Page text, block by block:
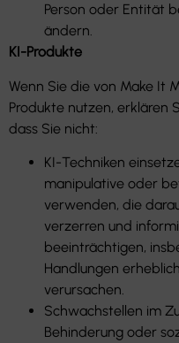
Person oder Entität
ändern.
KI-Produkte
Wenn Sie die von Make It
Produkte nutzen, erklären
dass Sie nicht:
KI-Techniken
manipulative oder
verwenden, die
verzerren und
beeinträchtigen,
Handlungen
verursachen.
Schwachstellen im
Behinderung oder